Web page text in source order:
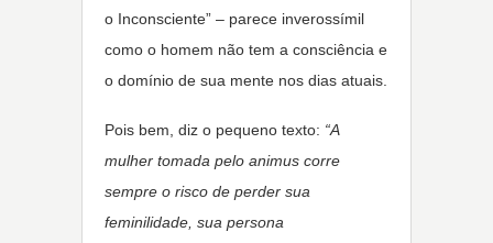
o Inconsciente” – parece inverossímil
como o homem não tem a consciência e
o domínio de sua mente nos dias atuais.
Pois bem, diz o pequeno texto: “A
mulher tomada pelo animus corre
sempre o risco de perder sua
feminilidade, sua persona